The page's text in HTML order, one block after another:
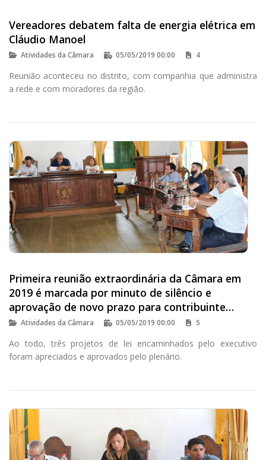
Vereadores debatem falta de energia elétrica em
Cláudio Manoel
Atividades da Câmara 05/05/2019 00:00 4
Reunião aconteceu no distrito, com companhia que administra
a rede e com moradores da região.
Primeira reunião extraordinária da Câmara em
2019 é marcada por minuto de silêncio e
aprovação de novo prazo para contribuinte
quitar débitos
Atividades da Câmara 05/05/2019 00:00 5
Ao todo, três projetos de lei encaminhados pelo executivo
foram apreciados e aprovados pelo plenário.